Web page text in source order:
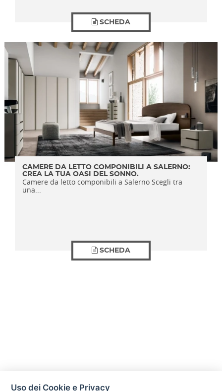
SCHEDA
CAMERE DA LETTO COMPONIBILI A SALERNO:
CREA LA TUA OASI DEL SONNO.
Camere da letto componibili a Salerno Scegli tra
una...
SCHEDA
Uso dei Cookie e Privacy